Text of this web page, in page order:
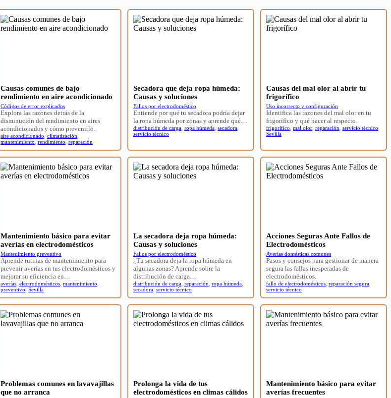
Causas comunes de bajo
rendimiento en aire acondicionado
Códigos de error explicados
Explora las razones detrás de la
disminución del rendimiento en aires
acondicionados y cómo prevenirlo.
aire acondicionado climatización
mantenimiento rendimiento reparación
Secadora que deja ropa húmeda:
Causas y soluciones
Fallos por electrodoméstico
Entiende por qué tu secadora podría dejar
la ropa húmeda por zonas y aprende qué…
distribución de carga ropa húmeda secadora
servicio técnico
Causas del mal olor al abrir tu
frigorífico
Uso incorrecto y configuración
Identifica las razones del mal olor en tu
frigorífico y qué hacer al respecto.
frigorífico mal olor reparación servicio técnico
Sevilla
Mantenimiento básico para evitar
averías en electrodomésticos
Mantenimiento preventivo
Aprende rutinas de mantenimiento para
prevenir averías en tus electrodomésticos y
mejorar su eficiencia en…
averías electrodomésticos mantenimiento
preventivo Sevilla
La secadora deja ropa húmeda:
Causas y soluciones
Fallos por electrodoméstico
¿Tu secadora deja la ropa húmeda en
algunas zonas? Aprende sobre la
distribución de carga…
distribución de carga reparación ropa húmeda
secadora servicio técnico
Acciones Seguras Ante Fallos de
Electrodomésticos
Averías domésticas comunes
Pasos y consejos para gestionar de manera
segura las fallas inesperadas de
electrodomésticos.
fallo de electrodomésticos reparación segura
servicio técnico
Problemas comunes en lavavajillas
que no arranca
Prolonga la vida de tus
electrodomésticos en climas cálidos
Mantenimiento básico para evitar
averías frecuentes